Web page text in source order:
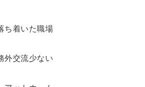
ち着いた職場
外交流少ない